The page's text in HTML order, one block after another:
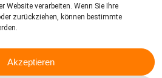
Website verarbeiten. Wenn Sie Ihre
zurückziehen, können bestimmte
Akzeptieren
STS